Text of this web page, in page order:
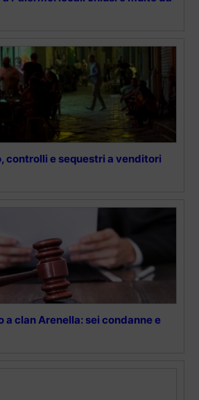
controlli e sequestri a venditori
a clan Arenella: sei condanne e